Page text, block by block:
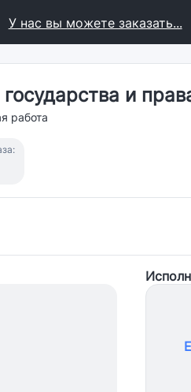
У нас вы можете заказать...
и
работа